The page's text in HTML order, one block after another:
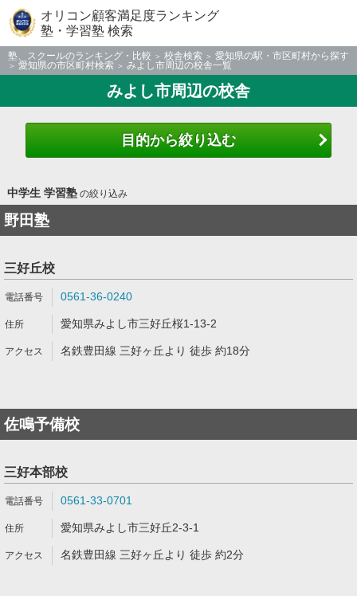
オリコン顧客満足度ランキング
塾・学習塾 検索
塾、スクールのランキング・比較 校舎検索
愛知県の駅・市区町村から探す
愛知県の市区町村検索
みよし市周辺の校舎一覧
みよし市周辺の校舎
目的から絞り込む
中学生 学習塾の絞り込み
野田塾
三好丘校
0561-36-0240
愛知県みよし市三好丘桜1-13-2
名鉄豊田線 三好ヶ丘より 徒歩 約18分
佐鳴予備校
三好本部校
0561-33-0701
愛知県みよし市三好丘2-3-1
名鉄豊田線 三好ヶ丘より 徒歩 約2分